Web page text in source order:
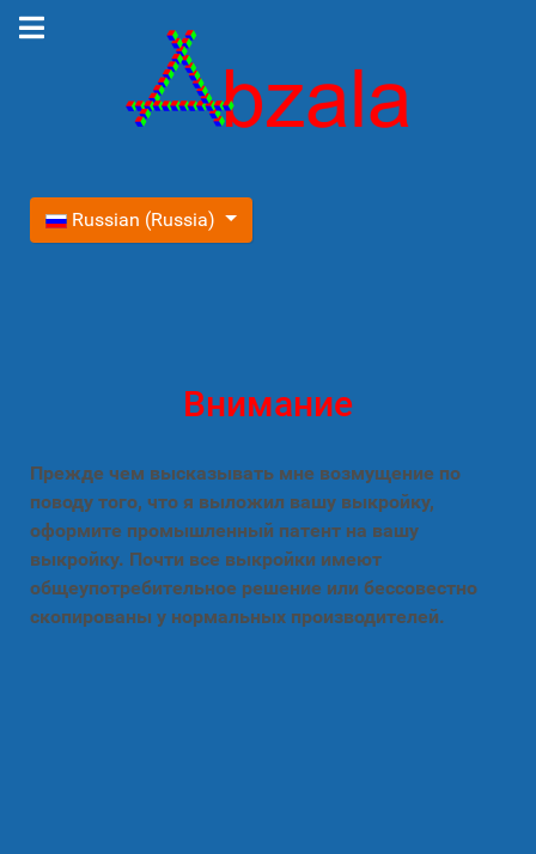
Выберите язык
Russian (Russia)
Внимание
Прежде чем высказывать мне возмущение по
поводу того, что я выложил вашу выкройку,
оформите промышленный патент на вашу
выкройку. Почти все выкройки имеют
общеупотребительное решение или бессовестно
скопированы у нормальных производителей.